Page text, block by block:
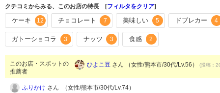
クチコミからみる、このお店の特長 [フィルタをクリア]
ケーキ 12 チョコレート 7 美味しい 5 ドブレカー 4
ガトーショコラ 3 ナッツ 3 食感 2
このお店・スポットの
推薦者
ひよこ豆 さん （女性/熊本市/30代/Lv.56） (投稿：
ふりかけ さん （女性/熊本市/30代/Lv.74）